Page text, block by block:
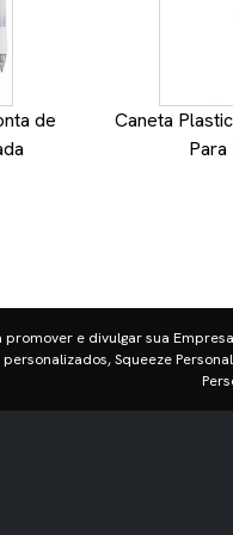
de
Caneta
Para
promover e divulgar sua
Squeeze